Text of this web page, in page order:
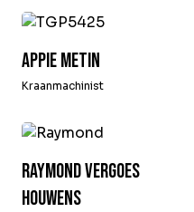
Appie Metin
Kraanmachinist
Raymond Vergoes
Houwens